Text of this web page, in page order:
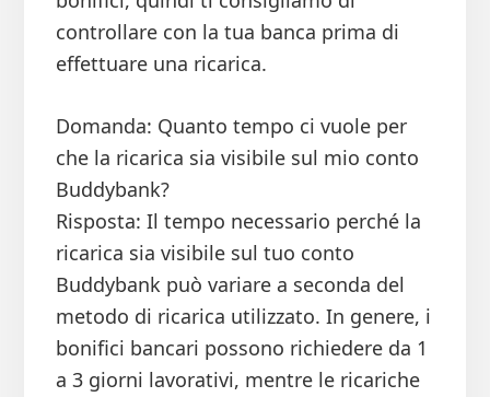
controllare con la tua banca prima di
effettuare una ricarica.
Domanda: Quanto tempo ci vuole per
che la ricarica sia visibile sul mio conto
Buddybank?
Risposta: Il tempo necessario perché la
ricarica sia visibile sul tuo conto
Buddybank può variare a seconda del
metodo di ricarica utilizzato. In genere, i
bonifici bancari possono richiedere da 1
a 3 giorni lavorativi, mentre le ricariche